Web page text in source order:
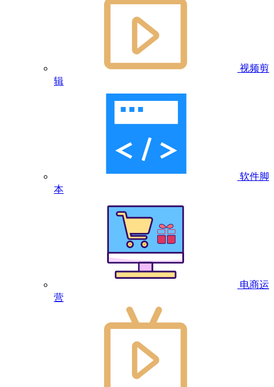
视频剪
辑
软件脚
本
电商运
营